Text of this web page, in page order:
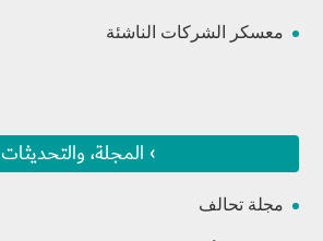
معسكر الشركات الناشئة
› المجلة، والتحديثات
مجلة تحالف